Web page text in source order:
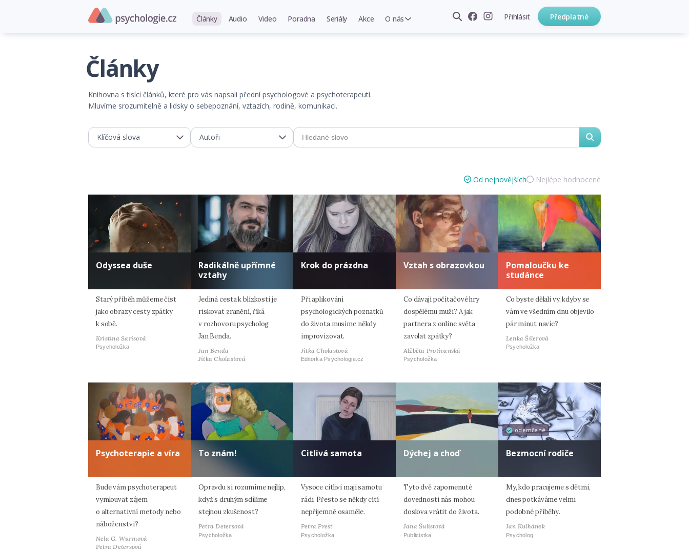
Články Audio Video Poradna Seriály Akce O nás Přihlásit Předplatné
Články
Knihovna s tisíci článků, které pro vás napsali přední psychologové a psychoterapeuti.
Mluvíme srozumitelně a lidsky o sebepoznání, vztazích, rodině, komunikaci.
Klíčová slova Autoři
Od nejnovějších Nejlépe hodnocené
Odyssea duše
Starý příběh můžeme číst
jako obrazy cesty zpátky
k sobě.
Kristina Sarisová
Psycholožka
Radikálně upřímné
vztahy
Jediná cesta k blízkosti je
riskovat zranění, říká
v rozhovoru psycholog
Jan Benda.
Jan Benda
Jitka Cholastová
Krok do prázdna
Při aplikování
psychologických poznatků
do života musíme někdy
improvizovat.
Jitka Cholastová
Editorka Psychologie.cz
Vztah s obrazovkou
Co dávají počítačové hry
dospělému muži? A jak
partnera z online světa
zavolat zpátky?
Alžběta Protivanská
Psycholožka
Pomaloučku ke
studánce
Co byste dělali vy, kdyby se
vám ve všedním dnu objevilo
pár minut navíc?
Lenka Šilerová
Psycholožka
Psychoterapie a víra
Bude vám psychoterapeut
vymlouvat zájem
o alternativní metody nebo
náboženství?
Nela G. Wurmová
Petra Detersová
To znám!
Opravdu si rozumíme nejlíp,
když s druhým sdílíme
stejnou zkušenost?
Petra Detersová
Psycholožka
Citlivá samota
Vysoce citliví mají samotu
rádi. Přesto se někdy cítí
nepříjemně osaměle.
Petra Prest
Psycholožka
Dýchej a choď
Tyto dvě zapomenuté
dovednosti nás mohou
doslova vrátit do života.
Jana Šulistová
Publicistka
odemčené
Bezmocní rodiče
My, kdo pracujeme s dětmi,
dnes potkáváme velmi
podobné příběhy.
Jan Kulhánek
Psycholog